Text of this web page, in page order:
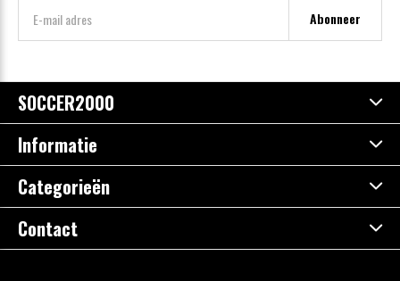
Abonneer
SOCCER2000
Informatie
Categorieën
Contact